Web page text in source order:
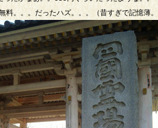
料。。。だったハズ。。。（昔すぎで記憶薄